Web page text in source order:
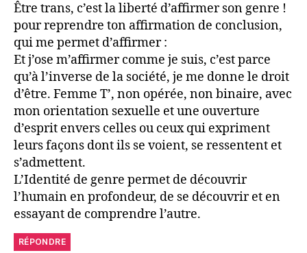
Être trans, c’est la liberté d’affirmer son genre !
pour reprendre ton affirmation de conclusion,
qui me permet d’affirmer :
Et j’ose m’affirmer comme je suis, c’est parce
qu’à l’inverse de la société, je me donne le droit
d’être. Femme T’, non opérée, non binaire, avec
mon orientation sexuelle et une ouverture
d’esprit envers celles ou ceux qui expriment
leurs façons dont ils se voient, se ressentent et
s’admettent.
L’Identité de genre permet de découvrir
l’humain en profondeur, de se découvrir et en
essayant de comprendre l’autre.
RÉPONDRE